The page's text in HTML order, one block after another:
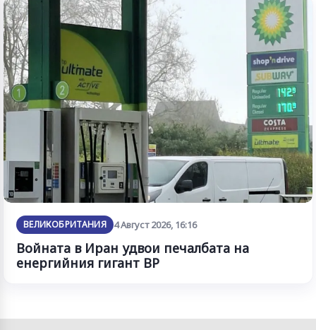
ВЕЛИКОБРИТАНИЯ 4 Август 2026, 16:16
Войната в Иран удвои печалбата на
енергийния гигант BP